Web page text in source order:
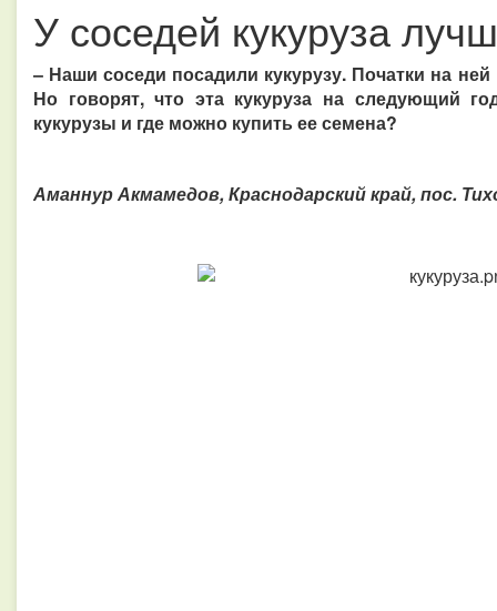
У соседей кукуруза
– Наши соседи посадили кукурузу. Початки на
Но говорят, что эта кукуруза на следующий
кукурузы и где можно купить ее семена?
Аманнур Акмамедов, Краснодарский край, пос.